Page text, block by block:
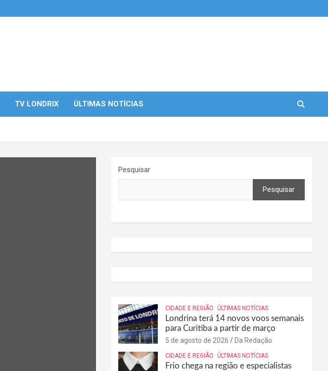
TV LONDRIX ÚLTIMAS NOTÍCIAS
Pesquisar
Pesquisar
CIDADE E REGIÃO ÚLTIMAS NOTÍCIAS
Londrina terá 14 novos voos semanais
para Curitiba a partir de março
5 de agosto de 2026 Da Redação
CIDADE E REGIÃO ÚLTIMAS NOTÍCIAS
Frio chega na região e especialistas